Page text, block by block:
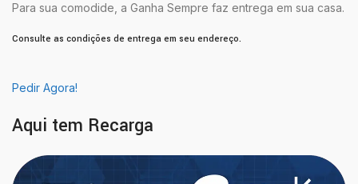
Para sua comodide, a Ganha Sempre faz entrega em sua casa.
Consulte as condições de entrega em seu endereço.
Pedir Agora!
Aqui tem Recarga